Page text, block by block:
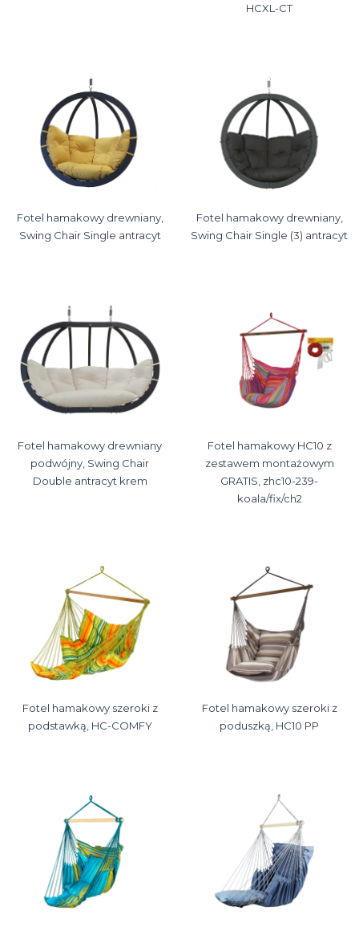
HCXL-CT
Fotel hamakowy drewniany,
Swing Chair Single antracyt
Fotel hamakowy drewniany,
Swing Chair Single (3) antracyt
Fotel hamakowy drewniany
podwójny, Swing Chair
Double antracyt krem
Fotel hamakowy HC10 z
zestawem montażowym
GRATIS, zhc10-239-
koala/fix/ch2
Fotel hamakowy szeroki z
podstawką, HC-COMFY
Fotel hamakowy szeroki z
poduszką, HC10 PP